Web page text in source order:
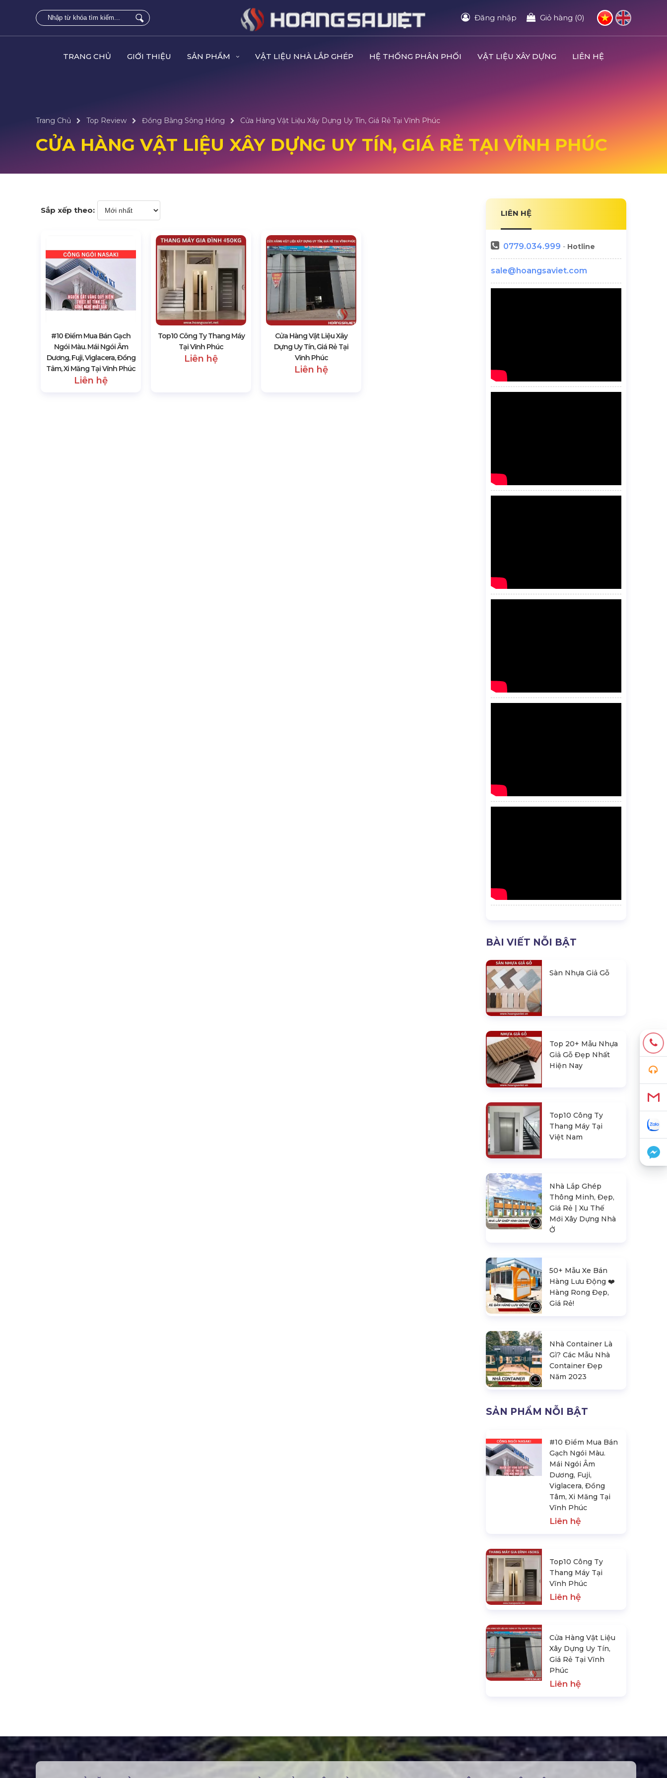
Đăng nhập Giỏ hàng (0)
TRANG CHỦ GIỚI THIỆU SẢN PHẨM VẬT LIỆU NHÀ LẮP GHÉP HỆ THỐNG PHÂN PHỐI VẬT LIỆU XÂY DỰNG LIÊN HỆ
Trang Chủ Top Review Đồng Bằng Sông Hồng Cửa Hàng Vật Liệu Xây Dựng Uy Tín, Giá Rẻ Tại Vĩnh Phúc
CỬA HÀNG VẬT LIỆU XÂY DỰNG UY TÍN, GIÁ RẺ TẠI VĨNH PHÚC
Sắp xếp theo:
#10 Điểm Mua Bán Gạch
Ngói Màu. Mái Ngói Âm
Dương, Fuji, Viglacera, Đồng
Tâm, Xi Măng Tại Vĩnh Phúc
Liên hệ
Top10 Công Ty Thang Máy
Tại Vĩnh Phúc
Liên hệ
Cửa Hàng Vật Liệu Xây
Dựng Uy Tín, Giá Rẻ Tại
Vĩnh Phúc
Liên hệ
LIÊN HỆ
0779.034.999 - Hotline
sale@hoangsaviet.com
BÀI VIẾT NỖI BẬT
Sàn Nhựa Giả Gỗ
Top 20+ Mẫu Nhựa
Giả Gỗ Đẹp Nhất
Hiện Nay
Top10 Công Ty
Thang Máy Tại
Việt Nam
Nhà Lắp Ghép
Thông Minh, Đẹp,
Giá Rẻ | Xu Thế
Mới Xây Dựng Nhà
Ở
50+ Mẫu Xe Bán
Hàng Lưu Động ❤️️
Hàng Rong Đẹp,
Giá Rẻ!
Nhà Container Là
Gì? Các Mẫu Nhà
Container Đẹp
Năm 2023
SẢN PHẨM NỖI BẬT
#10 Điểm Mua Bán
Gạch Ngói Màu.
Mái Ngói Âm
Dương, Fuji,
Viglacera, Đồng
Tâm, Xi Măng Tại
Vĩnh Phúc
Liên hệ
Top10 Công Ty
Thang Máy Tại
Vĩnh Phúc
Liên hệ
Cửa Hàng Vật Liệu
Xây Dựng Uy Tín,
Giá Rẻ Tại Vĩnh
Phúc
Liên hệ